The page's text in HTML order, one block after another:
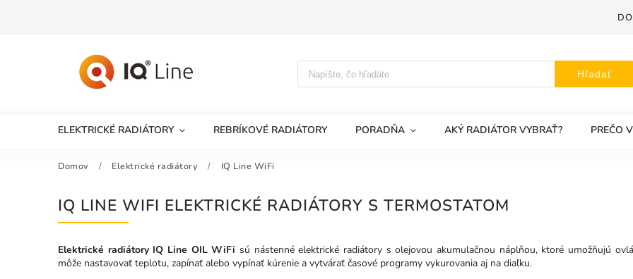
Hľadať
ELEKTRICKÉ RADIÁTORY REBRÍKOVÉ RADIÁTORY PORADŇA AKÝ RADIÁTOR VYBRAŤ? PREČO
Domov / Elektrické radiátory / IQ Line WiFi
IQ LINE WIFI ELEKTRICKÉ RADIÁTORY S TERMOSTATOM
Elektrické radiátory IQ Line OIL WiFi sú nástenné elektrické radiátory s olejovou akumulačnou náplňou, ktoré umožňujú
môže nastavovať teplotu, zapínať alebo vypínať kúrenie a vytvárať časové programy vykurovania aj na diaľku.